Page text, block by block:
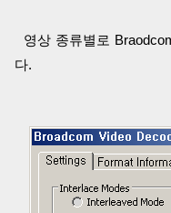
영상 종류별로
다.